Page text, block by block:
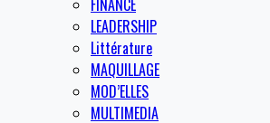
FINANCE
LEADERSHIP
Littérature
MAQUILLAGE
MOD’ELLES
MULTIMEDIA